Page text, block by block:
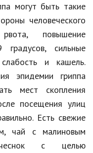
могут быть такие
человеческого
повышение
сильные
и кашель.
эпидемии гриппа
мест скопления
посещения улиц
Есть свежие
чай с малиновым
чеснок с целью